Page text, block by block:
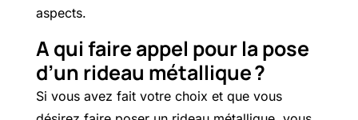
aspects.
A qui faire appel pour la pose
d’un rideau métallique ?
Si vous avez fait votre choix et que vous